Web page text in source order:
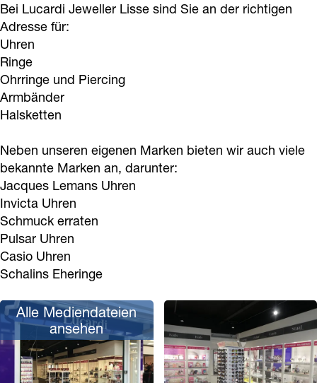
Bei Lucardi Jeweller Lisse sind Sie an der richtigen
Adresse für:
Uhren
Ringe
Ohrringe und Piercing
Armbänder
Halsketten
Neben unseren eigenen Marken bieten wir auch viele
bekannte Marken an, darunter:
Jacques Lemans Uhren
Invicta Uhren
Schmuck erraten
Pulsar Uhren
Casio Uhren
Schalins Eheringe
Alle Mediendateien
ansehen